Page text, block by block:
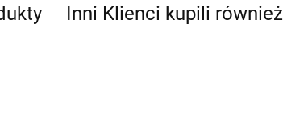
Inni Klienci kupili również